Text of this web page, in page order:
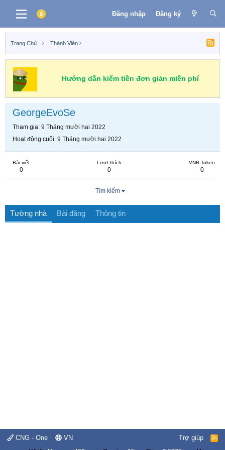
Đăng nhập Đăng ký
Trang Chủ Thành Viên
Hướng dẫn kiếm tiền đơn giản miễn phí
GeorgeEvoSe
Tham gia 9 Tháng mười hai 2022
Hoạt động cuối 9 Tháng mười hai 2022
Bài viết
0
Lượt thích
0
VNB Token
0
Tìm kiếm
Tường nhà Bài đăng Thông tin
CNG - One VN Trợ giúp
R